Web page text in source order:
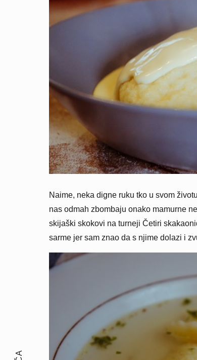
Naime, neka digne ruku tko u svom
nas odmah zbombaju onako mamurne
skijaški skokovi na turneji Četiri
sarme jer sam znao da s njime dolazi i